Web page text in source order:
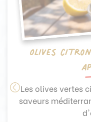
Olives
Les olives vertes
saveurs